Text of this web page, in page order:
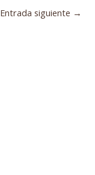
Entrada siguiente →